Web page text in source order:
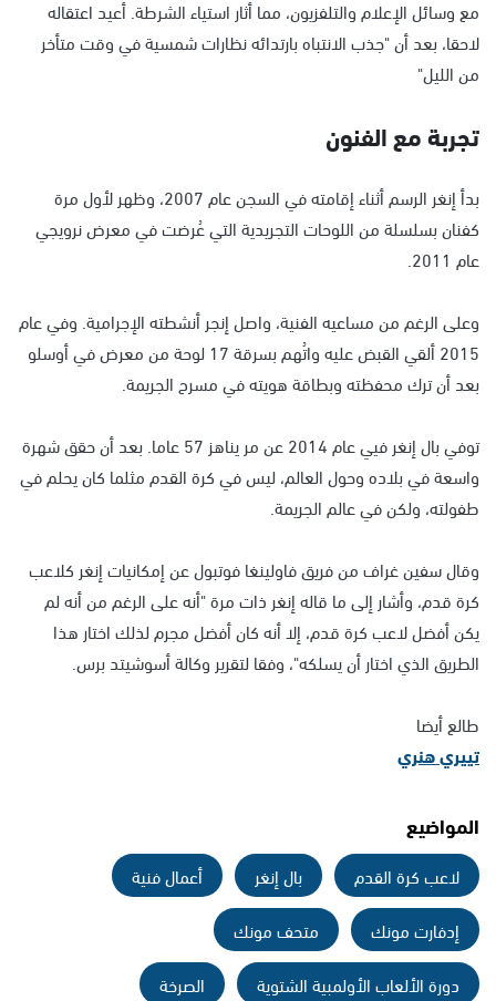
مع وسائل الإعلام والتلفزيون، مما أثار استياء الشرطة. أعيد اعتقاله
لاحقا، بعد أن "جذب الانتباه بارتدائه نظارات شمسية في وقت متأخر
من الليل"
تجربة مع الفنون
بدأ إنغر الرسم أثناء إقامته في السجن عام 2007، وظهر لأول مرة
كفنان بسلسلة من اللوحات التجريدية التي عُرضت في معرض نرويجي
عام 2011.
وعلى الرغم من مساعيه الفنية، واصل إنجر أنشطته الإجرامية. وفي عام
2015 ألقي القبض عليه واتُهم بسرقة 17 لوحة من معرض في أوسلو
بعد أن ترك محفظته وبطاقة هويته في مسرح الجريمة.
توفي بال إنغر فيي عام 2014 عن مر يناهز 57 عاما. بعد أن حقق شهرة
واسعة في بلاده وحول العالم، ليس في كرة القدم مثلما كان يحلم في
طفولته، ولكن في عالم الجريمة.
وقال سفين غراف من فريق فاولينغا فوتبول عن إمكانيات إنغر كلاعب
كرة قدم، وأشار إلى ما قاله إنغر ذات مرة "أنه على الرغم من أنه لم
يكن أفضل لاعب كرة قدم، إلا أنه كان أفضل مجرم لذلك اختار هذا
الطريق الذي اختار أن يسلكه"، وفقا لتقرير وكالة أسوشيتد برس.
طالع أيضا
تييري هنري
المواضيع
لاعب كرة القدم بال إنغر
أعمال فنية
إدفارت مونك
متحف مونك
دورة الألعاب الأولمبية الشتوية
الصرخة